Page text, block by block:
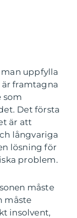
uppfylla
är framtagna
som
Det första
är att
långvariga
lösning för
problem.
måste
måste
insolvent,